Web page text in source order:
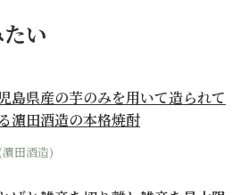
い
島県産の芋のみを用いて造られて
濵田酒造の本格焼酎
田酒造)